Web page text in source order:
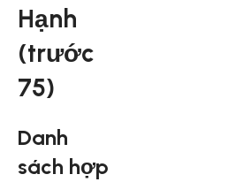
Hạnh
(trước
75)
Danh
sách hợp